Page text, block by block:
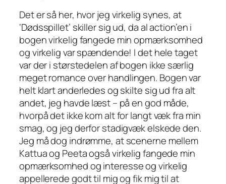
Det er så her, hvor jeg virkelig synes, at
‘Dødsspillet’ skiller sig ud, da al action’en i
bogen virkelig fangede min opmærksomhed
og virkelig var spændende! I det hele taget
var der i størstedelen af bogen ikke særlig
megetromanceover handlingen. Bogen var
helt klart anderledes og skilte sig ud fra alt
andet, jeg havde læst – på en god måde,
hvorpå det ikke kom alt for langt væk fra min
smag, og jeg derfor stadigvæk elskede den.
Jeg må dog indrømme, at scenerne mellem
Kattua og Peeta også virkelig fangede min
opmærksomhed og interesse og virkelig
appellerede godt til mig og fik mig til at